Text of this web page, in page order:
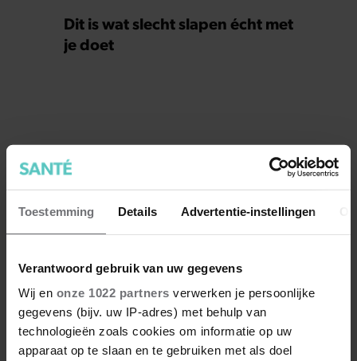
Toestemming Details Advertentie-instellingen
Verantwoord gebruik van uw gegevens
Wij en onze 1022 partners verwerken je persoonlijke
gegevens (bijv. uw IP-adres) met behulp van
technologieën zoals cookies om informatie op uw
apparaat op te slaan en te gebruiken met als doel
Dit is wat slecht slapen écht met
je doet